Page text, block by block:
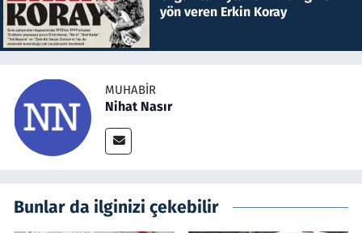
yön veren Erkin Koray
MUHABIR
Nihat Nasır
Bunlar da ilginizi çekebilir